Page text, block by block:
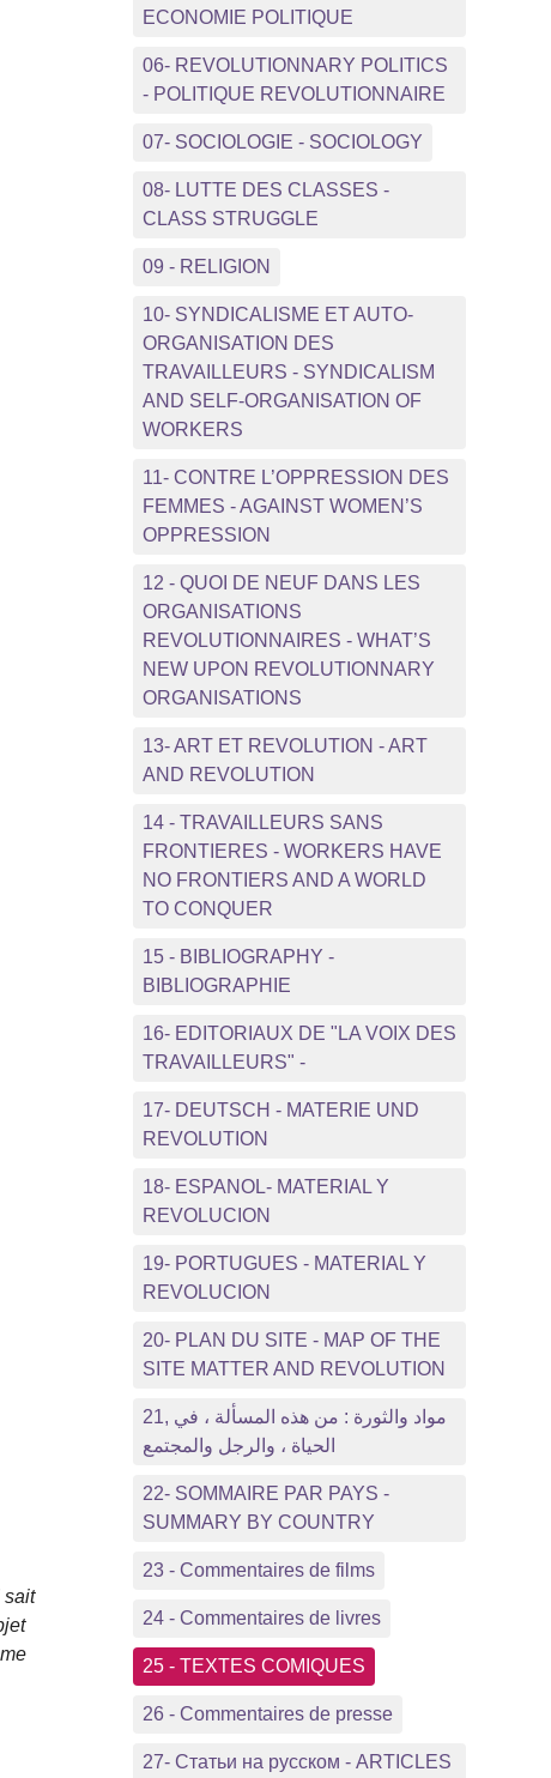
sait
ECONOMIE POLITIQUE
06- REVOLUTIONNARY POLITICS
- POLITIQUE REVOLUTIONNAIRE
07- SOCIOLOGIE - SOCIOLOGY
08- LUTTE DES CLASSES -
CLASS STRUGGLE
09 - RELIGION
10- SYNDICALISME ET AUTO-
ORGANISATION DES
TRAVAILLEURS - SYNDICALISM
AND SELF-ORGANISATION OF
WORKERS
11- CONTRE L’OPPRESSION DES
FEMMES - AGAINST WOMEN’S
OPPRESSION
12 - QUOI DE NEUF DANS LES
ORGANISATIONS
REVOLUTIONNAIRES - WHAT’S
NEW UPON REVOLUTIONNARY
ORGANISATIONS
13- ART ET REVOLUTION - ART
AND REVOLUTION
14 - TRAVAILLEURS SANS
FRONTIERES - WORKERS HAVE
NO FRONTIERS AND A WORLD
TO CONQUER
15 - BIBLIOGRAPHY -
BIBLIOGRAPHIE
16- EDITORIAUX DE "LA VOIX DES
TRAVAILLEURS" -
17- DEUTSCH - MATERIE UND
REVOLUTION
18- ESPANOL- MATERIAL Y
REVOLUCION
19- PORTUGUES - MATERIAL Y
REVOLUCION
20- PLAN DU SITE - MAP OF THE
SITE MATTER AND REVOLUTION
21, مواد والثورة : من هذه المسألة ، في
الحياة ، والرجل والمجتمع
22- SOMMAIRE PAR PAYS -
SUMMARY BY COUNTRY
23 - Commentaires de films
24 - Commentaires de livres
25 - TEXTES COMIQUES
26 - Commentaires de presse
27- Статьи на русском - ARTICLES